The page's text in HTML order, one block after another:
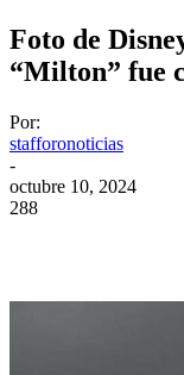
Foto de
“Milton” fue
Por:
stafforonoticias
-
octubre 10, 2024
288